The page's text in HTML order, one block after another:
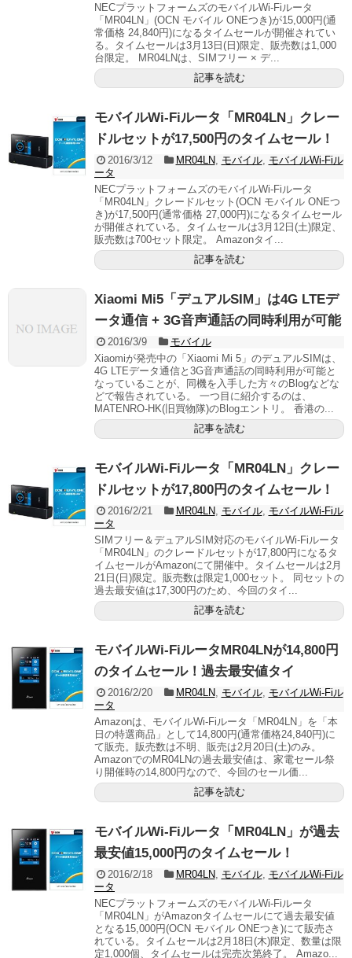
NECプラットフォームズのモバイルWi-Fiルータ
「MR04LN」(OCN モバイル ONEつき)が15,000円(通
常価格 24,840円)になるタイムセールが開催されてい
る。タイムセールは3月13日(日)限定、販売数は1,000
台限定。 MR04LNは、SIMフリー × デ...
記事を読む
モバイルWi-Fiルータ「MR04LN」クレー
ドルセットが17,500円のタイムセール！
2016/3/12 MR04LN モバイル, モバイルWi-Fiル
ータ
NECプラットフォームズのモバイルWi-Fiルータ
「MR04LN」クレードルセット(OCN モバイル ONEつ
き)が17,500円(通常価格 27,000円)になるタイムセール
が開催されている。タイムセールは3月12日(土)限定、
販売数は700セット限定。 Amazonタイ...
記事を読む
Xiaomi Mi5「デュアルSIM」は4G LTEデ
ータ通信 + 3G音声通話の同時利用が可能
2016/3/9
モバイル
Xiaomiが発売中の「Xiaomi Mi 5」のデュアルSIMは、
4G LTEデータ通信と3G音声通話の同時利用が可能と
なっていることが、同機を入手した方々のBlogなどな
どで報告されている。 一つ目に紹介するのは、
MATENRO-HK(旧買物隊)のBlogエントリ。 香港の...
記事を読む
モバイルWi-Fiルータ「MR04LN」クレー
ドルセットが17,800円のタイムセール！
2016/2/21 MR04LN モバイル, モバイルWi-Fiル
ータ
SIMフリー＆デュアルSIM対応のモバイルWi-Fiルータ
「MR04LN」のクレードルセットが17,800円になるタ
イムセールがAmazonにて開催中。タイムセールは2月
21日(日)限定。販売数は限定1,000セット。 同セットの
過去最安値は17,300円のため、今回のタイ...
記事を読む
モバイルWi-FiルータMR04LNが14,800円
のタイムセール！過去最安値タイ
2016/2/20 MR04LN モバイル, モバイルWi-Fiル
ータ
Amazonは、モバイルWi-Fiルータ「MR04LN」を「本
日の特選商品」として14,800円(通常価格24,840円)に
て販売。販売数は不明、販売は2月20日(土)のみ。
AmazonでのMR04LNの過去最安値は、家電セール祭
り開催時の14,800円なので、今回のセール価...
記事を読む
モバイルWi-Fiルータ「MR04LN」が過去
最安値15,000円のタイムセール！
2016/2/18 MR04LN モバイル, モバイルWi-Fiル
ータ
NECプラットフォームズのモバイルWi-Fiルータ
「MR04LN」がAmazonタイムセールにて過去最安値
となる15,000円(OCN モバイル ONEつき)にて販売さ
れている。タイムセールは2月18日(木)限定、数量は限
定1,000個、タイムセールは完売次第終了。 Amazo...